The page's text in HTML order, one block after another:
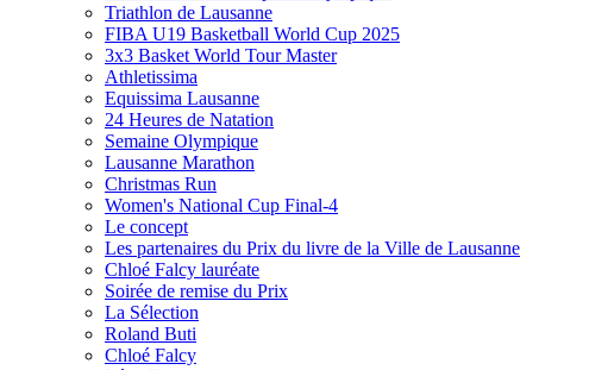
Triathlon de Lausanne
FIBA U19 Basketball World Cup 2025
3x3 Basket World Tour Master
Athletissima
Equissima Lausanne
24 Heures de Natation
Semaine Olympique
Lausanne Marathon
Christmas Run
Women's National Cup Final-4
Le concept
Les partenaires du Prix du livre de la Ville de Lausanne
Chloé Falcy lauréate
Soirée de remise du Prix
La Sélection
Roland Buti
Chloé Falcy